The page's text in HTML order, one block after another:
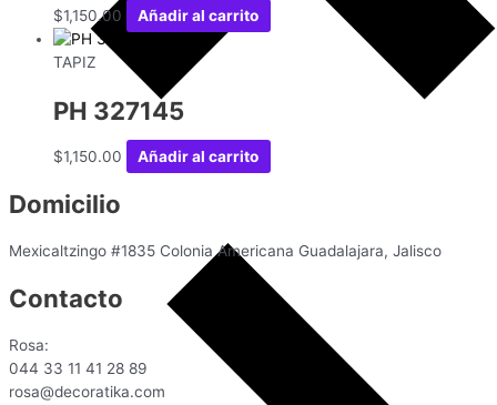
$1,150.00 Añadir al carrito
TAPIZ
PH 327145
$1,150.00 Añadir al carrito
Domicilio
Mexicaltzingo #1835 Colonia Americana Guadalajara, Jalisco
Contacto
Rosa:
044 33 11 41 28 89
rosa@decoratika.com